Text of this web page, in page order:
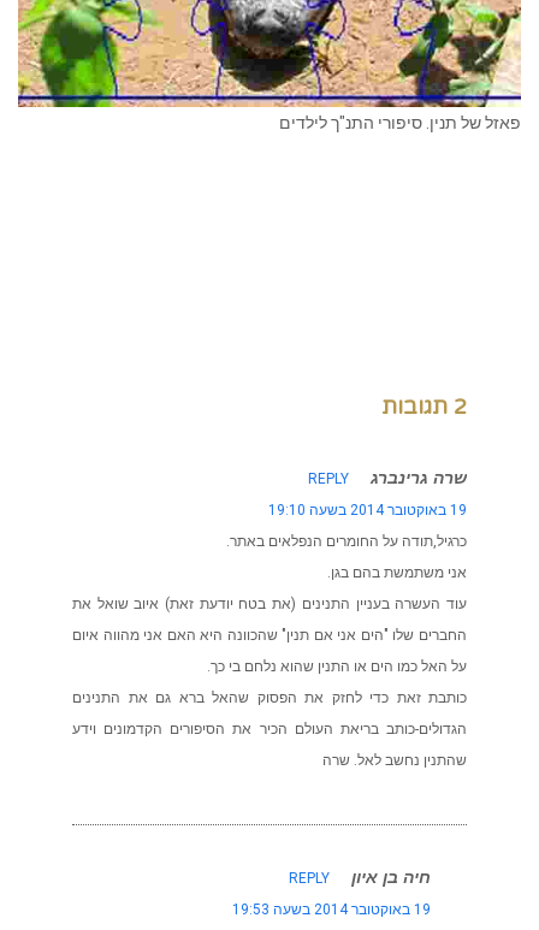
פאזל של תנין. סיפורי התנ"ך לילדים
2 תגובות
שרה גרינברג
REPLY
19 באוקטובר 2014 בשעה 19:10
כרגיל,תודה על החומרים הנפלאים באתר.
אני משתמשת בהם בגן.
עוד העשרה בעניין התנינים (את בטח יודעת זאת) איוב שואל את
החברים שלו "הים אני אם תנין" שהכוונה היא האם אני מהווה איום
על האל כמו הים או התנין שהוא נלחם בי כך.
כותבת זאת כדי לחזק את הפסוק שהאל ברא גם את התנינים
הגדולים-כותב בריאת העולם הכיר את הסיפורים הקדמונים וידע
שהתנין נחשב לאל. שרה
חיה בן איון
REPLY
19 באוקטובר 2014 בשעה 19:53